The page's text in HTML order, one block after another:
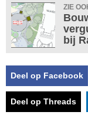
ZIE
bij
Deel op Facebook
Deel op Threads